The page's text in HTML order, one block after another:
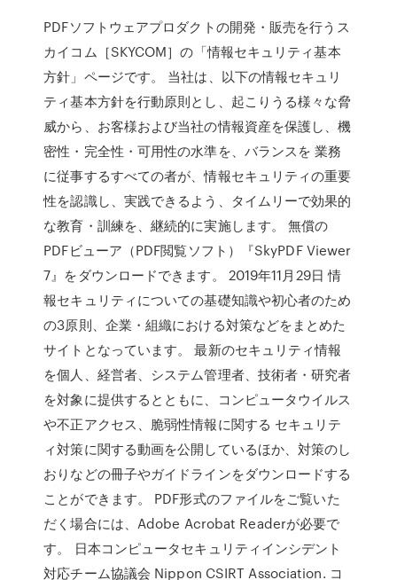
PDFソフトウェアプロダクトの開発・販売を行うス
カイコム［SKYCOM］の「情報セキュリティ基本
方針」ページです。 当社は、以下の情報セキュリ
ティ基本方針を行動原則とし、起こりうる様々な脅
威から、お客様および当社の情報資産を保護し、機
密性・完全性・可用性の水準を、バランスを 業務
に従事するすべての者が、情報セキュリティの重要
性を認識し、実践できるよう、タイムリーで効果的
な教育・訓練を、継続的に実施します。 無償の
PDFビューア（PDF閲覧ソフト）『SkyPDF Viewer
7』をダウンロードできます。 2019年11月29日 情
報セキュリティについての基礎知識や初心者のため
の3原則、企業・組織における対策などをまとめた
サイトとなっています。 最新のセキュリティ情報
を個人、経営者、システム管理者、技術者・研究者
を対象に提供するとともに、コンピュータウイルス
や不正アクセス、脆弱性情報に関する セキュリテ
ィ対策に関する動画を公開しているほか、対策のし
おりなどの冊子やガイドラインをダウンロードする
ことができます。 PDF形式のファイルをご覧いた
だく場合には、Adobe Acrobat Readerが必要で
す。 日本コンピュータセキュリティインシデント
対応チーム協議会 Nippon CSIRT Association. コ